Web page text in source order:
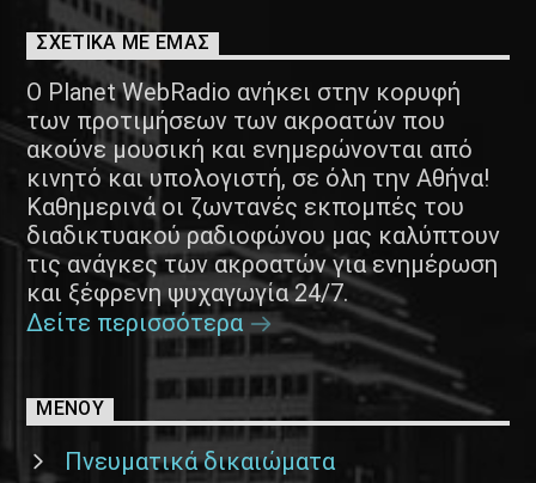
ΣΧΕΤΙΚΑ ΜΕ ΕΜΑΣ
Ο Planet WebRadio ανήκει στην κορυφή
των προτιμήσεων των ακροατών που
ακούνε μουσική και ενημερώνονται από
κινητό και υπολογιστή, σε όλη την Αθήνα!
Καθημερινά οι ζωντανές εκπομπές του
διαδικτυακού ραδιοφώνου μας καλύπτουν
τις ανάγκες των ακροατών για ενημέρωση
και ξέφρενη ψυχαγωγία 24/7.
Δείτε περισσότερα
ΜΕΝΟΥ
Πνευματικά δικαιώματα